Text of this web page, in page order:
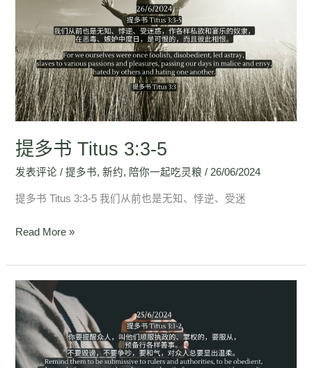
提多书 Titus 3:3-5
发表评论 /提多书,新约, 陪你一起吃灵粮 / 26/06/2024
提多书 Titus 3:3-5 我们从前也是无知、悖逆、受迷
Titus
3:3-
5
Read More »
提
多
书
Titus
3:1-